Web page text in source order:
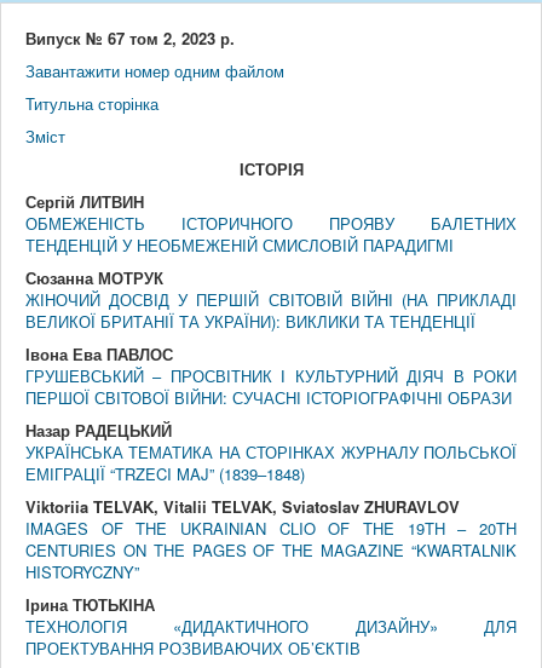
Випуск № 67 том 2, 2023 р.
Завантажити номер одним файлом
Титульна сторінка
Змiст
IСТОРIЯ
Сергій ЛИТВИН
ОБМЕЖЕНІСТЬ ІСТОРИЧНОГО ПРОЯВУ БАЛЕТНИХ
ТЕНДЕНЦІЙ У НЕОБМЕЖЕНІЙ СМИСЛОВІЙ ПАРАДИГМІ
Сюзанна МОТРУК
ЖІНОЧИЙ ДОСВІД У ПЕРШІЙ СВІТОВІЙ ВІЙНІ (НА ПРИКЛАДІ
ВЕЛИКОЇ БРИТАНІЇ ТА УКРАЇНИ): ВИКЛИКИ ТА ТЕНДЕНЦІЇ
Івона Ева ПАВЛОС
ГРУШЕВСЬКИЙ – ПРОСВІТНИК І КУЛЬТУРНИЙ ДІЯЧ В РОКИ
ПЕРШОЇ СВІТОВОЇ ВІЙНИ: СУЧАСНІ ІСТОРІОГРАФІЧНІ ОБРАЗИ
Назар РАДЕЦЬКИЙ
УКРАЇНСЬКА ТЕМАТИКА НА СТОРІНКАХ ЖУРНАЛУ ПОЛЬСЬКОЇ
ЕМІГРАЦІЇ “TRZECI MAJ” (1839–1848)
Viktoriia TELVAK, Vitalii TELVAK, Sviatoslav ZHURAVLOV
IMAGES OF THE UKRAINIAN CLIO OF THE 19TH – 20TH
CENTURIES ON THE PAGES OF THE MAGAZINE “KWARTALNIK
HISTORYCZNY”
Ірина ТЮТЬКІНА
ТЕХНОЛОГІЯ «ДИДАКТИЧНОГО ДИЗАЙНУ» ДЛЯ
ПРОЕКТУВАННЯ РОЗВИВАЮЧИХ ОБ’ЄКТІВ